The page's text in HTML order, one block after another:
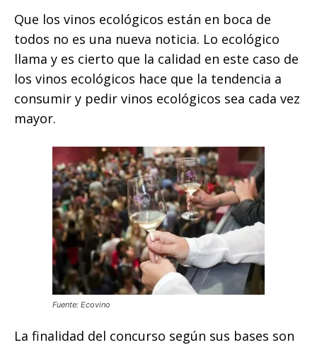
Que los vinos ecológicos están en boca de
todos no es una nueva noticia. Lo ecológico
llama y es cierto que la calidad en este caso de
los vinos ecológicos hace que la tendencia a
consumir y pedir vinos ecológicos sea cada vez
mayor.
Fuente: Ecovino
La finalidad del concurso según sus bases son